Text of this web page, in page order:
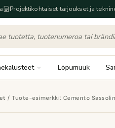
Projektikohtaiset tarjoukset ja
Lõpumüük
/ Tuote-esimerkki: Cemento